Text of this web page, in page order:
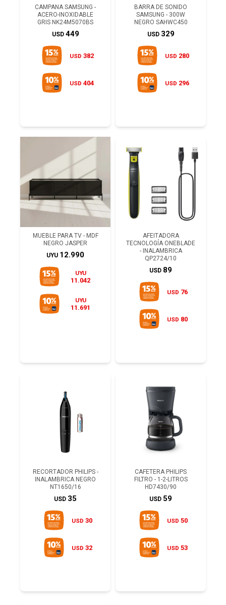
CAMPANA SAMSUNG -
ACERO-INOXIDABLE
GRIS NK24M5070BS
USD 449
USD 382
USD 404
BARRA DE SONIDO
SAMSUNG - 300W
NEGRO SAHWC450
USD 329
USD 280
USD 296
MUEBLE PARA TV - MDF
NEGRO JASPER
UYU 12.990
UYU
11.042
UYU
11.691
AFEITADORA
TECNOLOGÍA ONEBLADE
- INALAMBRICA
QP2724/10
USD 89
USD 76
USD 80
RECORTADOR PHILIPS -
INALAMBRICA NEGRO
NT1650/16
USD 35
USD 30
USD 32
CAFETERA PHILIPS
FILTRO - 1-2-LITROS
HD7430/90
USD 59
USD 50
USD 53